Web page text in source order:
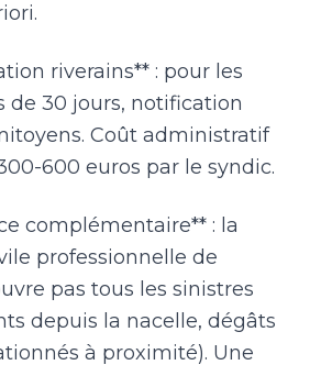
riverains** : pour les
de 30 jours, notification
Coût administratif
600 euros par le syndic.
complémentaire** : la
professionnelle de
pas tous les sinistres
depuis la nacelle, dégâts
à proximité). Une